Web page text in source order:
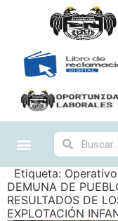
Etiqueta:
DEMUNA DE
RESULTADOS DE
EXPLOTACIÓN